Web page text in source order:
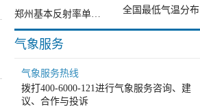
郑州基本反射率单站雷达图
全国最低气温分布
气象服务
气象服务热线
拨打400-6000-121进行气象服务咨询、建
议、合作与投诉